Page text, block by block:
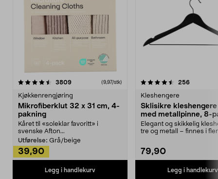
3809anmeldelser(9,97/stk)
Kjøkkenrengjøring
Mikrofiberklut 32 x 31 cm, 4-
pakning
Kåret til «soleklar favoritt» i
svenske Afton...
Utførelse: Grå/beige
39,90
Legg i handlekurv
4.5av 5 stjerner 256
Kleshengere
Sklisikre
med metallpinne, 8-
Elegant og skikkelig
tre og metall – finnes i
79,90
Legg i handlekurv
4.5av 5 stjerner